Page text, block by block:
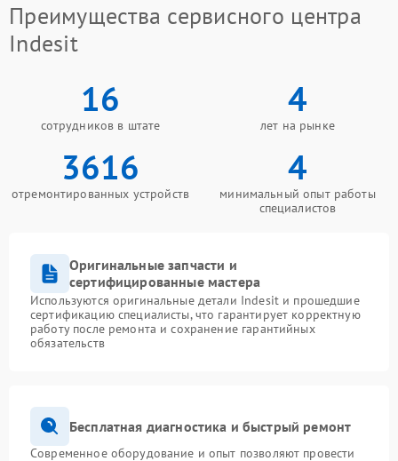
Преимущества сервисного центра
Indesit
16
сотрудников в штате
4
лет на рынке
3616
отремонтированных устройств
4
минимальный опыт работы
специалистов
Оригинальные запчасти и
сертифицированные мастера
Используются оригинальные детали Indesit и прошедшие
сертификацию специалисты, что гарантирует корректную
работу после ремонта и сохранение гарантийных
обязательств
Бесплатная диагностика и быстрый ремонт
Современное оборудование и опыт позволяют провести